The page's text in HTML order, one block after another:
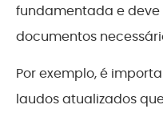
fundamentada e
documentos
Por exemplo, é
laudos atualizados